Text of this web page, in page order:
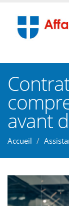
avant
Accueil